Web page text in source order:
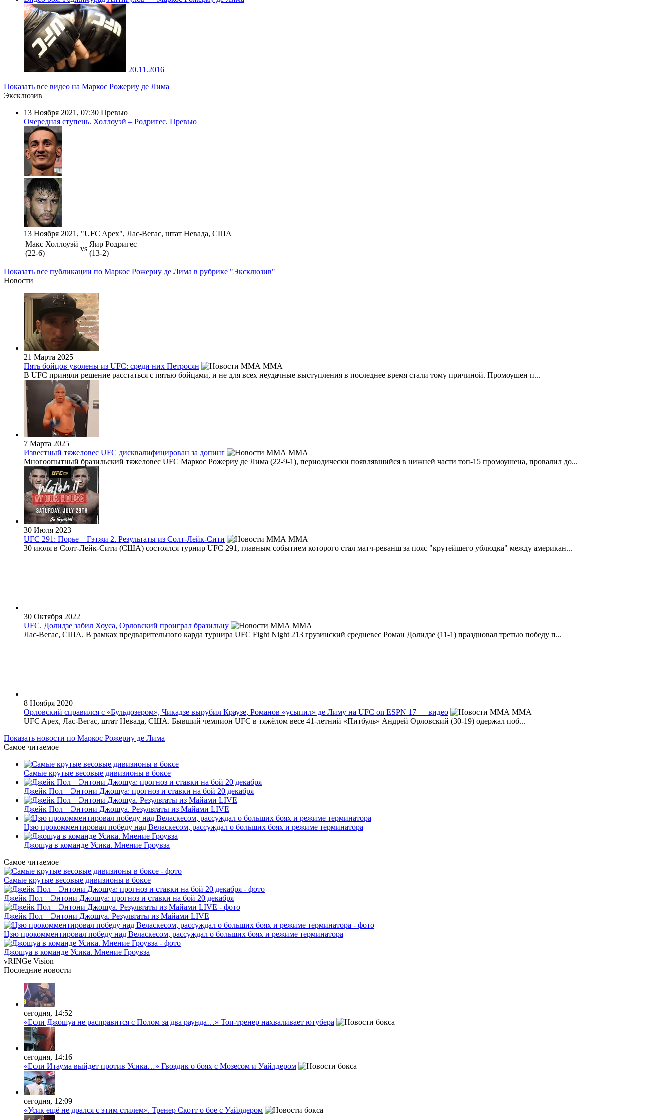
20.11.2016
Показать все видео на Маркос Рожериу де Лима
Эксклюзив
13 Ноября 2021, 07:30 Превью
Очередная ступень. Холлоуэй – Родригес. Превью
13 Ноября 2021, "UFC Apex", Лас-Вегас, штат Невада, США
Макс Холлоуэй
(22-6)
vs
Яир Родригес
(13-2)
Показать все публикации по Маркос Рожериу де Лима в рубрике "Эксклюзив"
Новости
21 Марта 2025
Пять бойцов уволены из UFC: среди них Петросян
MMA
В UFC приняли решение расстаться с пятью бойцами, и не для всех неудачные выступления в последнее время стали тому причиной. Промоушен п...
7 Марта 2025
Известный тяжеловес UFC дисквалифицирован за допинг
MMA
Многоопытный бразильский тяжеловес UFC Маркос Рожериу де Лима (22-9-1), периодически появлявшийся в нижней части топ-15 промоушена, провалил до...
30 Июля 2023
UFC 291: Порье – Гэтжи 2. Результаты из Солт-Лейк-Сити
MMA
30 июля в Солт-Лейк-Сити (США) состоялся турнир UFC 291, главным событием которого стал матч-реванш за пояс "крутейшего ублюдка" между американ...
30 Октября 2022
UFC. Долидзе забил Хоуса, Орловский проиграл бразильцу
MMA
Лас-Вегас, США. В рамках предварительного карда турнира UFC Fight Night 213 грузинский средневес Роман Долидзе (11-1) праздновал третью победу п...
8 Ноября 2020
Орловский справился с «Бульдозером», Чикадзе вырубил Краузе, Романов «усыпил» де Лиму на UFC on ESPN 17 — видео
MMA
UFC Apex, Лас-Вегас, штат Невада, США. Бывший чемпион UFC в тяжёлом весе 41-летний «Питбуль» Андрей Орловский (30-19) одержал поб...
Показать новости по Маркос Рожериу де Лима
Самое читаемое
Самые крутые весовые дивизионы в боксе
Джейк Пол – Энтони Джошуа: прогноз и ставки на бой 20 декабря
Джейк Пол – Энтони Джошуа. Результаты из Майами LIVE
Цзю прокомментировал победу над Веласкесом, рассуждал о больших боях и режиме терминатора
Джошуа в команде Усика. Мнение Гроувза
Самое читаемое
Самые крутые весовые дивизионы в боксе
Джейк Пол – Энтони Джошуа: прогноз и ставки на бой 20 декабря
Джейк Пол – Энтони Джошуа. Результаты из Майами LIVE
Цзю прокомментировал победу над Веласкесом, рассуждал о больших боях и режиме терминатора
Джошуа в команде Усика. Мнение Гроувза
vRINGe Vision
Последние новости
сегодня, 14:52
«Если Джошуа не расправится с Полом за два раунда…» Топ-тренер нахваливает ютубера
сегодня, 14:16
«Если Итаума выйдет против Усика…» Гвоздик о боях с Мозесом и Уайлдером
сегодня, 12:09
«Усик ещё не дрался с этим стилем». Тренер Скотт о бое с Уайлдером